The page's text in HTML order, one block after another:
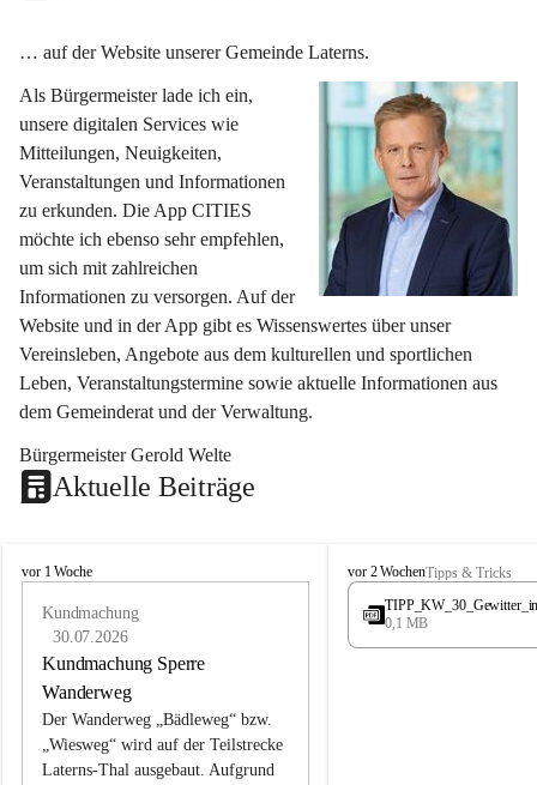
… auf der Website unserer Gemeinde Laterns.
Als Bürgermeister lade ich ein,
unsere digitalen Services wie
Mitteilungen, Neuigkeiten,
Veranstaltungen und Informationen
zu erkunden. Die App CITIES
möchte ich ebenso sehr empfehlen,
um sich mit zahlreichen
Informationen zu versorgen. Auf der
Website und in der App gibt es Wissenswertes über unser
Vereinsleben, Angebote aus dem kulturellen und sportlichen
Leben, Veranstaltungstermine sowie aktuelle Informationen aus
dem Gemeinderat und der Verwaltung.
Bürgermeister Gerold Welte
Aktuelle Beiträge
L
vor 1 Woche
Kundmachung
30.07.2026
Kundmachung Sperre
Wanderweg
Der Wanderweg „Bädleweg“ bzw.
„Wiesweg“ wird auf der Teilstrecke
Laterns-Thal ausgebaut. Aufgrund
L
a
e
vor 2 WochenTipps & Tricks
0,1 MB